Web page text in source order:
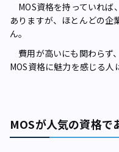
MOS資格を持っていれば
ありますが、ほとんどの企
ん。
費用が高いにも関わらず
MOS資格に魅力を感じる人
MOSが人気の資格で